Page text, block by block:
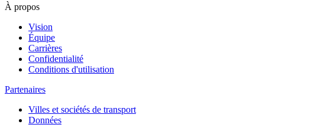
À propos
Vision
Équipe
Carrières
Confidentialité
Conditions d'utilisation
Partenaires
Villes et sociétés de transport
Données